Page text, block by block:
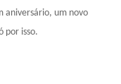
aniversário, um novo
por isso.